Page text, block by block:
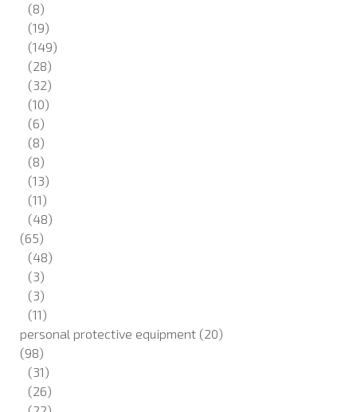
(8)
(19)
(149)
(28)
(32)
(10)
(6)
(8)
(8)
(13)
(11)
(48)
(65)
(48)
(3)
(3)
(11)
personal protective equipment (20)
(98)
(31)
(26)